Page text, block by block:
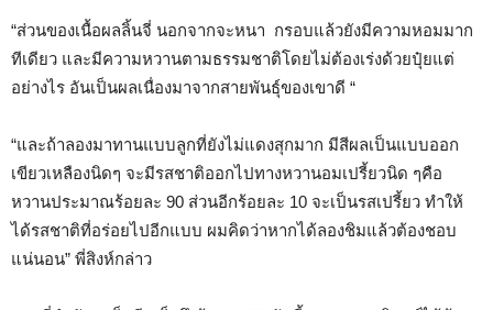
“ส่วนของเนื้อผลลิ้นจี่ นอกจากจะหนา กรอบแล้วยังมีความหอมมาก
ทีเดียว และมีความหวานตามธรรมชาติโดยไม่ต้องเร่งด้วยปุ๋ยแต่
อย่างไร อันเป็นผลเนื่องมาจากสายพันธุ์ของเขาดี “
“และถ้าลองมาทานแบบลูกที่ยังไม่แดงสุกมาก มีสีผลเป็นแบบออก
เขียวเหลืองนิดๆ จะมีรสชาติออกไปทางหวานอมเปรี้ยวนิด ๆคือ
หวานประมาณร้อยละ 90 ส่วนอีกร้อยละ 10 จะเป็นรสเปรี้ยว ทำให้
ได้รสชาติที่อร่อยไปอีกแบบ ผมคิดว่าหากได้ลองชิมแล้วต้องชอบ
แน่นอน” พี่สิงห์กล่าว